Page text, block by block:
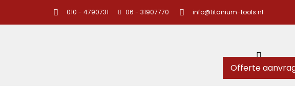
010 - 4790731 06 - 31907770 info@titanium-tools.nl
Offerte